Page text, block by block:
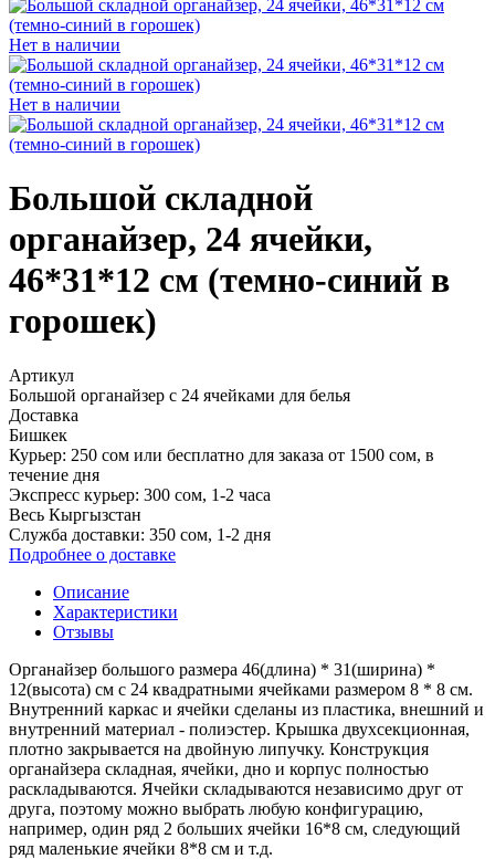
Нет в наличии
Нет в наличии
Большой складной
органайзер, 24 ячейки,
46*31*12 см (темно-синий в
горошек)
Артикул
Большой органайзер с 24 ячейками для белья
Доставка
Бишкек
Курьер: 250 сом или бесплатно для заказа от 1500 сом, в
течение дня
Экспресс курьер: 300 сом, 1-2 часа
Весь Кыргызстан
Служба доставки: 350 сом, 1‑2 дня
Подробнее о доставке
Описание
Характеристики
Отзывы
Органайзер большого размера 46(длина) * 31(ширина) *
12(высота) см с 24 квадратными ячейками размером 8 * 8 см.
Внутренний каркас и ячейки сделаны из пластика, внешний и
внутренний материал - полиэстер. Крышка двухсекционная,
плотно закрывается на двойную липучку. Конструкция
органайзера складная, ячейки, дно и корпус полностью
раскладываются. Ячейки складываются независимо друг от
друга, поэтому можно выбрать любую конфигурацию,
например, один ряд 2 больших ячейки 16*8 см, следующий
ряд маленькие ячейки 8*8 см и т.д.